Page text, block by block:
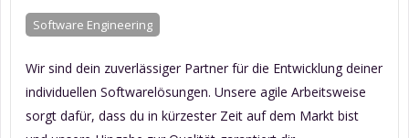
Software Engineering
Wir sind dein zuverlässiger Partner für die Entwicklung deiner
individuellen Softwarelösungen. Unsere agile Arbeitsweise
sorgt dafür, dass du in kürzester Zeit auf dem Markt bist